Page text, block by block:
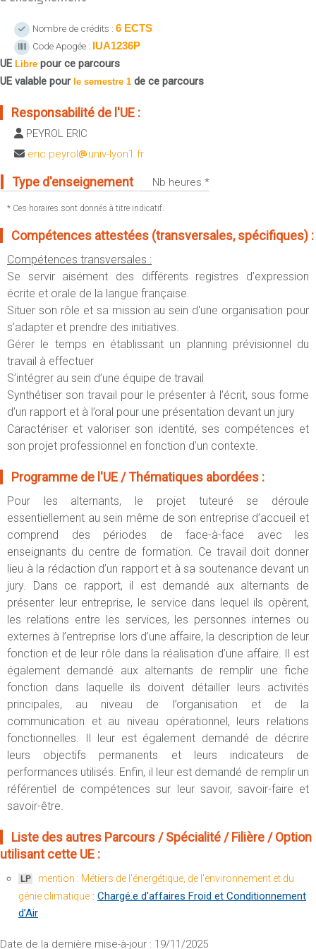
Sportives)
UFR FS (Chimie, Mathématique, Physique)
UFR Biosciences (Biologie, Biochimie)
GEP (Génie Electrique des Procédés - Département composante)
Informatique (Département Composante)
Mécanique (Département composante)
Fermer
OUTILS
Intranet des personnels
Moodle
Emploi du temps
Messagerie
Stage et emploi
de Compétences
Fermer
Nombre de crédits : 6 ECTS
Code Apogée : IUA1236P
UE Libre pour ce parcours
UE valable pour le semestre 1 de ce parcours
Responsabilité de l'UE :
PEYROL ERIC
eric.peyrol
univ-lyon1.fr
Type d'enseignement Nb heures *
* Ces horaires sont donnés à titre indicatif.
Compétences attestées (transversales, spécifiques) :
Compétences transversales :
Se servir aisément des différents registres d’expression
écrite et orale de la langue française.
Situer son rôle et sa mission au sein d'une organisation pour
s’adapter et prendre des initiatives.
Gérer le temps en établissant un planning prévisionnel du
travail à effectuer
S’intégrer au sein d’une équipe de travail
Synthétiser son travail pour le présenter à l’écrit, sous forme
d’un rapport et à l’oral pour une présentation devant un jury
Caractériser et valoriser son identité, ses compétences et
son projet professionnel en fonction d’un contexte.
Programme de l'UE / Thématiques abordées :
Pour les alternants, le projet tuteuré se déroule
essentiellement au sein même de son entreprise d’accueil et
comprend des périodes de face-à-face avec les
enseignants du centre de formation. Ce travail doit donner
lieu à la rédaction d’un rapport et à sa soutenance devant un
jury. Dans ce rapport, il est demandé aux alternants de
présenter leur entreprise, le service dans lequel ils opèrent,
les relations entre les services, les personnes internes ou
externes à l’entreprise lors d’une affaire, la description de leur
fonction et de leur rôle dans la réalisation d’une affaire. Il est
également demandé aux alternants de remplir une fiche
fonction dans laquelle ils doivent détailler leurs activités
principales, au niveau de l’organisation et de la
communication et au niveau opérationnel, leurs relations
fonctionnelles. Il leur est également demandé de décrire
leurs objectifs permanents et leurs indicateurs de
performances utilisés. Enfin, il leur est demandé de remplir un
référentiel de compétences sur leur savoir, savoir-faire et
savoir-être.
Liste des autres Parcours / Spécialité / Filière / Option
utilisant cette UE :
LP
mention : Métiers de l'énergétique, de l'environnement et du
génie climatique : Chargé.e d'affaires Froid et Conditionnement
d’Air
Date de la dernière mise-à-jour : 19/11/2025